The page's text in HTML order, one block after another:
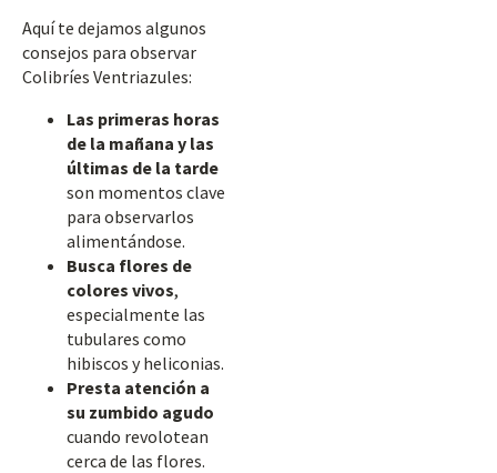
Aquí te dejamos algunos
consejos para observar
Colibríes Ventriazules:
Las primeras horas
de la mañana y las
últimas de la tarde
son momentos clave
para observarlos
alimentándose.
Busca flores de
colores vivos,
especialmente las
tubulares como
hibiscos y heliconias.
Presta atención a
su zumbido agudo
cuando revolotean
cerca de las flores.